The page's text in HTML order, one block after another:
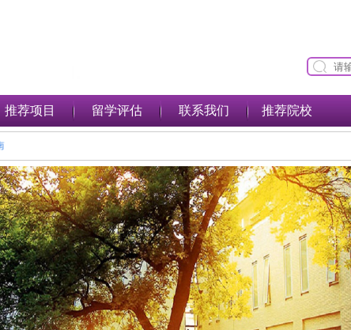
推荐项目 留学评估 联系我们 推荐院校
指南